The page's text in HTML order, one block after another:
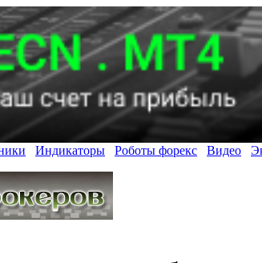
Индикаторы Роботы форекс Видео